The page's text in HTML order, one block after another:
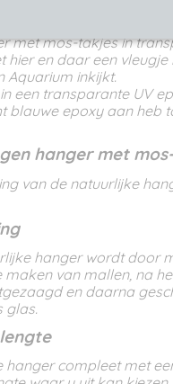
met mos-takjes in
hier en daar een
Aquarium inkijkt.
een transparante UV
blauwe epoxy aan heb
hanger met
van de natuurlijke
hanger wordt door
maken van mallen, na
en daarna
glas.
hanger compleet met